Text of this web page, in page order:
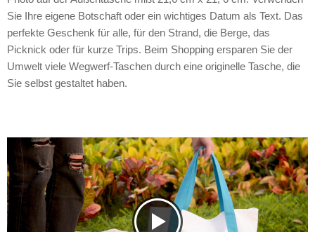
Sie Ihre eigene Botschaft oder ein wichtiges Datum als Text. Das
perfekte Geschenk für alle, für den Strand, die Berge, das
Picknick oder für kurze Trips. Beim Shopping ersparen Sie der
Umwelt viele Wegwerf-Taschen durch eine originelle Tasche, die
Sie selbst gestaltet haben.